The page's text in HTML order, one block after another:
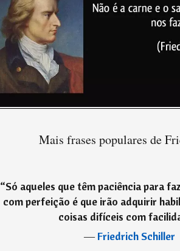
Mais frases populares de
“Só aqueles que têm paciência para
com perfeição é que irão adquirir
coisas difíceis com
―Friedrich Schiller